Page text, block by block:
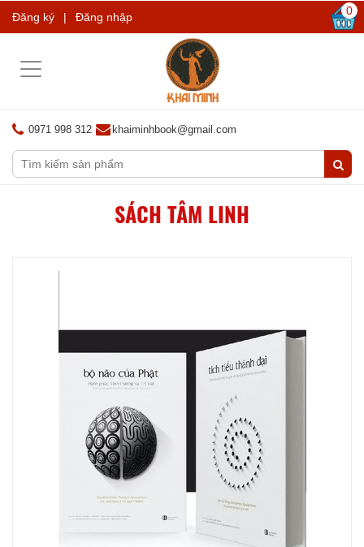
Đăng ký | Đăng nhập 0
Toggle
0971 998 312 khaiminhbook@gmail.com
SÁCH TÂM LINH